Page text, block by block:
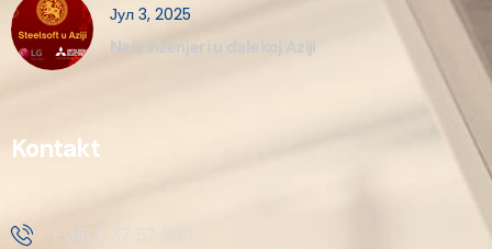
Јул 3, 2025
Naši inženjeri u dalekoj Aziji
Kontakt
+ 381 11 37 57 555